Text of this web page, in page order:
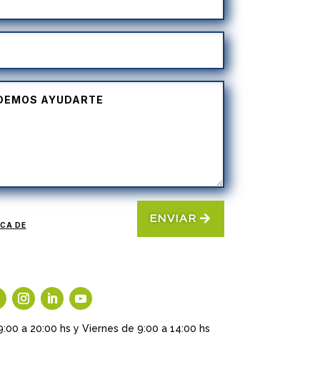
DE
ENVIAR
a 20:00 hs y Viernes de 9:00 a 14:00 hs